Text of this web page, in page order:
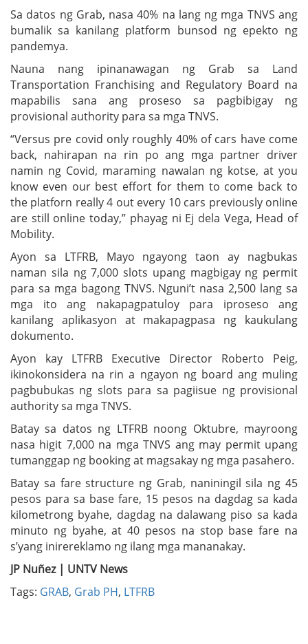
Sa datos ng Grab, nasa 40% na lang ng mga TNVS ang
bumalik sa kanilang platform bunsod ng epekto ng
pandemya.
Nauna nang ipinanawagan ng Grab sa Land
Transportation Franchising and Regulatory Board na
mapabilis sana ang proseso sa pagbibigay ng
provisional authority para sa mga TNVS.
“Versus pre covid only roughly 40% of cars have come
back, nahirapan na rin po ang mga partner driver
namin ng Covid, maraming nawalan ng kotse, at you
know even our best effort for them to come back to
the platforn really 4 out every 10 cars previously online
are still online today,” phayag ni Ej dela Vega, Head of
Mobility.
Ayon sa LTFRB, Mayo ngayong taon ay nagbukas
naman sila ng 7,000 slots upang magbigay ng permit
para sa mga bagong TNVS. Nguni’t nasa 2,500 lang sa
mga ito ang nakapagpatuloy para iproseso ang
kanilang aplikasyon at makapagpasa ng kaukulang
dokumento.
Ayon kay LTFRB Executive Director Roberto Peig,
ikinokonsidera na rin a ngayon ng board ang muling
pagbubukas ng slots para sa pagiisue ng provisional
authority sa mga TNVS.
Batay sa datos ng LTFRB noong Oktubre, mayroong
nasa higit 7,000 na mga TNVS ang may permit upang
tumanggap ng booking at magsakay ng mga pasahero.
Batay sa fare structure ng Grab, naniningil sila ng 45
pesos para sa base fare, 15 pesos na dagdag sa kada
kilometrong byahe, dagdag na dalawang piso sa kada
minuto ng byahe, at 40 pesos na stop base fare na
s’yang inirereklamo ng ilang mga mananakay.
JP Nuñez | UNTV News
Tags: GRAB, Grab PH, LTFRB